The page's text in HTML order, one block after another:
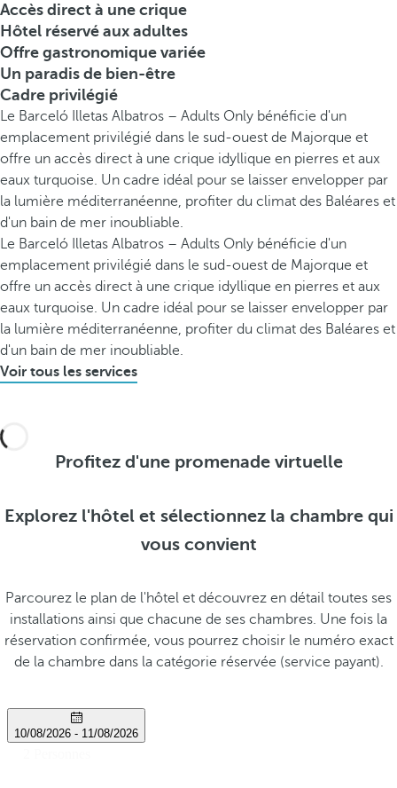
Accès direct à une crique
Hôtel réservé aux adultes
Offre gastronomique variée
Un paradis de bien-être
Cadre privilégié
Le Barceló Illetas Albatros – Adults Only bénéficie d'un
emplacement privilégié dans le sud-ouest de Majorque et
offre un accès direct à une crique idyllique en pierres et aux
eaux turquoise. Un cadre idéal pour se laisser envelopper par
la lumière méditerranéenne, profiter du climat des Baléares et
d'un bain de mer inoubliable.
Le Barceló Illetas Albatros – Adults Only bénéficie d'un
emplacement privilégié dans le sud-ouest de Majorque et
offre un accès direct à une crique idyllique en pierres et aux
eaux turquoise. Un cadre idéal pour se laisser envelopper par
la lumière méditerranéenne, profiter du climat des Baléares et
d'un bain de mer inoubliable.
Voir tous les services
Profitez d'une promenade virtuelle
Explorez l'hôtel et sélectionnez la chambre qui
vous convient
Parcourez le plan de l'hôtel et découvrez en détail toutes ses
installations ainsi que chacune de ses chambres. Une fois la
réservation confirmée, vous pourrez choisir le numéro exact
de la chambre dans la catégorie réservée (service payant).